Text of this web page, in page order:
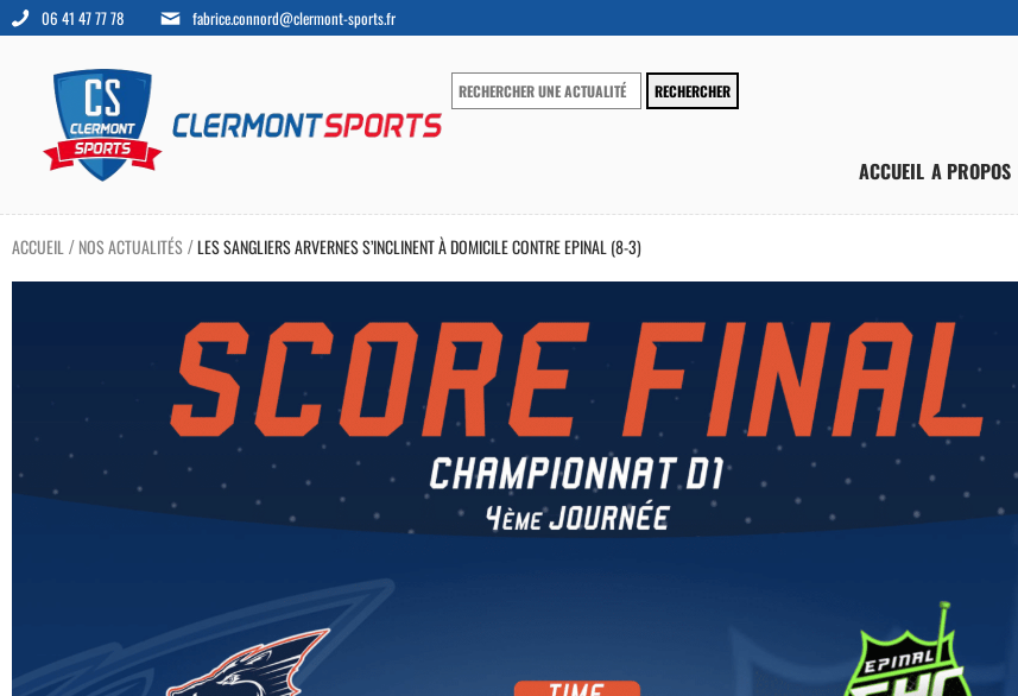
06 41 47 77 78 fabrice.connord@clermont-sports.fr
ACCUEIL A PROPOS
ACCUEIL / NOS ACTUALITÉS/LES SANGLIERS ARVERNES S’INCLINENT À DOMICILE CONTRE EPINAL (8-3)